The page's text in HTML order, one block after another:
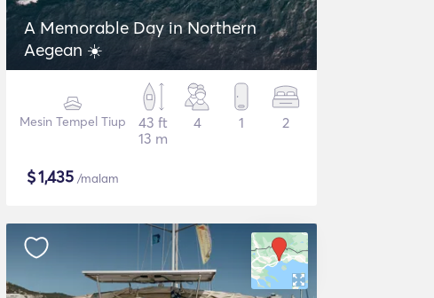
A Memorable Day in Northern
Aegean ☀️
Mesin Tempel Tiup
43 ft
13 m
4 1 2
$1,435 /malam